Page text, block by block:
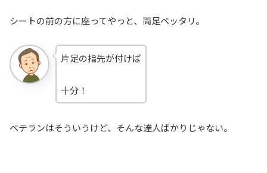
シートの前の方に座ってやっと、両足ベッタリ。
片足の指先が付けば
十分！
ベテランはそういうけど、そんな達人ばかりじゃない。